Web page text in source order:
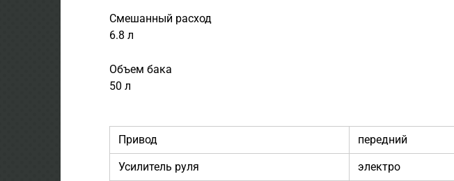
Смешанный расход
6.8 л
Объем бака
50 л
Привод передний
Усилитель руля электро